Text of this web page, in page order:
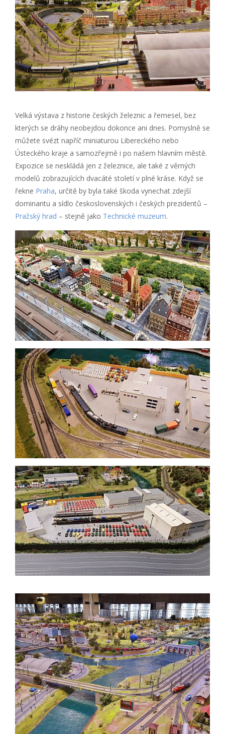
Velká výstava z historie českých železnic a řemesel, bez
kterých se dráhy neobejdou dokonce ani dnes. Pomyslně se
můžete svézt napříč miniaturou Libereckého nebo
Ústeckého kraje a samozřejmě i po našem hlavním městě.
Expozice se neskládá jen z železnice, ale také z věrných
modelů zobrazujících dvacáté století v plné kráse. Když se
řekne Praha, určitě by byla také škoda vynechat zdejší
dominantu a sídlo československých i českých prezidentů –
Pražský hrad – stejně jako Technické muzeum.